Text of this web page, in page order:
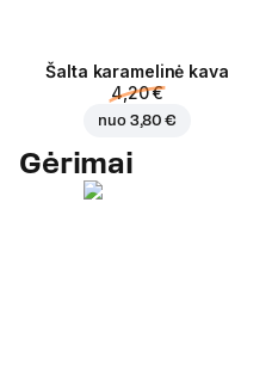
Šalta karamelinė kava
4,20 €
nuo 3,80 €
Gėrimai